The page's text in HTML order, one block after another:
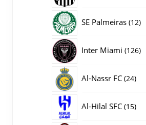
SE Palmeiras 1212
Inter Miami 126126
Al-Nassr FC 2424
Al-Hilal SFC 1515